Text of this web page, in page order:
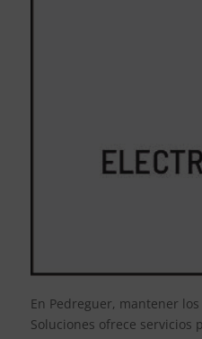
En Pedreguer, mantener
Soluciones ofrece